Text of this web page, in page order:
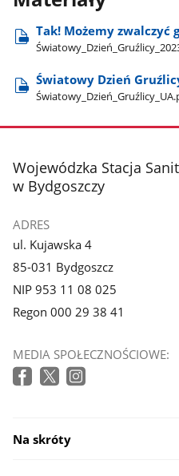
Tak! Możemy zwalczyć
Światowy Dzień
stopka
Wojewódzka Stacja
w Bydgoszczy
ADRES
ul. Kujawska 4
85-031 Bydgoszcz
NIP 953 11 08 025
Regon 000 29 38 41
MEDIA SPOŁECZNOŚCIOWE:
Na skróty